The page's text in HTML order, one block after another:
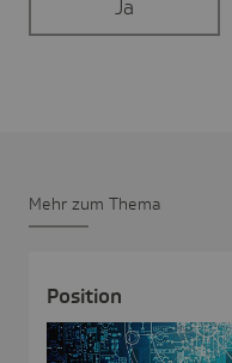
Ja
Mehr zum Thema
Posi­tion